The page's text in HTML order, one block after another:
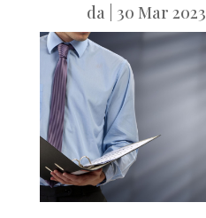
da 30 Mar 2023